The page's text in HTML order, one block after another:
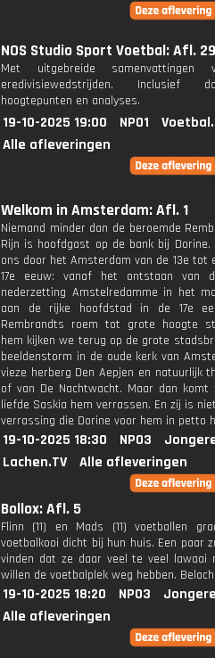
NOS Studio Sport Voetbal: Afl. 29
Met uitgebreide samenvattingen
eredivisiewedstrijden. Inclusief
hoogtepunten en analyses.
19-10-2025 19:00 NPO1
Alle afleveringen
Welkom in Amsterdam: Afl. 1
Niemand minder dan de beroemde
Rijn is hoofdgast op de bank bij Dorine.
ons door het Amsterdam van de 13e tot
17e eeuw: vanaf het ontstaan van
nederzetting Amstelredamme in het
aan de rijke hoofdstad in de 17e
Rembrandts roem tot grote hoogte
hem kijken we terug op de grote
beeldenstorm in de oude kerk van
vieze herberg Den Aepjen en natuurlijk
of van De Nachtwacht. Maar dan komt
liefde Saskia hem verrassen. En zij is
verrassing die Dorine voor hem in petto
19-10-2025 18:30 NPO3
Lachen.TV
Alle afleveringen
Bollox: Afl. 5
Flinn (11) en Mads (11) voetballen
voetbalkooi dicht bij hun huis. Een paar
vinden dat ze daar veel te veel lawaai
willen de voetbalplek weg hebben.
19-10-2025 18:20 NPO3
Alle afleveringen